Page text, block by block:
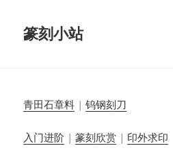
篆刻小站
青田石章料 |钨钢刻刀
入门进阶 |篆刻欣赏 | 印外求印